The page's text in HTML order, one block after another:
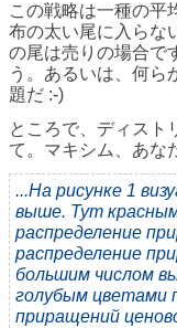
この戦略は一種の平
布の太い尾に入らな
の尾は売りの場合で
う。あるいは、何ら
題だ :-)
ところで、ディスト
て。マキシム、あな
...На рисунке 1
выше. Тут
распределение
распределение
большим числом
голубым цветами
приращений